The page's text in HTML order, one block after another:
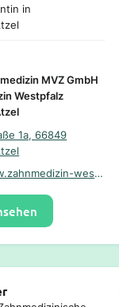
in
MVZ GmbH
Westpfalz
1a, 66849
https://www.zahnmedizin-westpfalz.de/